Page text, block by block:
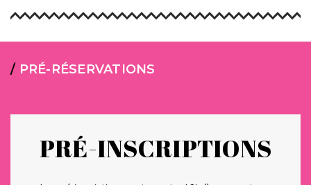
/ PRÉ-RÉSERVATIONS
PRÉ-INSCRIPTIONS